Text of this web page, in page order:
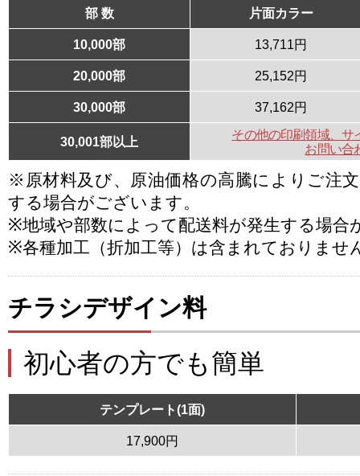
部 数 片面カラー
10,000部 13,711円
20,000部 25,152円
30,000部 37,162円
30,001部以上
その他の印刷領域、サ
お問い合
※原材料及び、原油価格の高騰によりご注
する場合がございます。
※地域や部数によって配送料が発生する場合
※各種加工（折加工等）は含まれておりませ
チラシデザイン料
初心者の方でも簡単
テンプレート(1面)
17,900円